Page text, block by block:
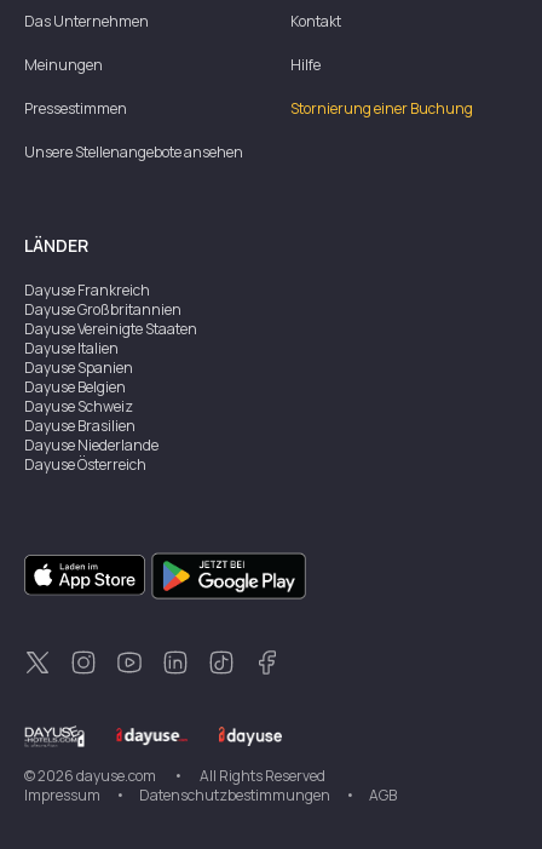
Das Unternehmen
Meinungen
Pressestimmen
Unsere Stellenangebote ansehen
Kontakt
Hilfe
Stornierung einer Buchung
LÄNDER
DayuseFrankreich
DayuseGroßbritannien
DayuseVereinigte Staaten
DayuseItalien
DayuseSpanien
DayuseBelgien
DayuseSchweiz
DayuseBrasilien
DayuseNiederlande
DayuseÖsterreich
DayuseSingapur
DayuseZweden
DayuseThailand
DayuseNeuseeland
DayuseTürkei
©2026dayuse.com •
All Rights Reserved
Impressum
• Datenschutzbestimmungen • AGB